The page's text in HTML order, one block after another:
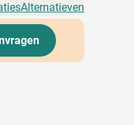
Alternatieven